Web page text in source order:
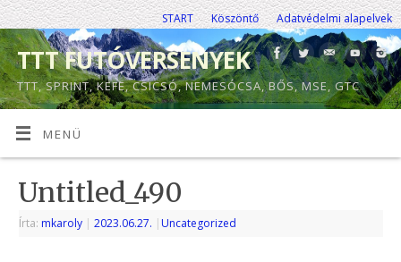
START Köszöntő Adatvédelmi alapelvek
TTT FUTÓVERSENYEK
TTT, SPRINT, KEFE, CSICSÓ, NEMESÓCSA, BŐS, MSE, GTC
MENÜ
Untitled_490
Írta: mkaroly | 2023.06.27. | Uncategorized